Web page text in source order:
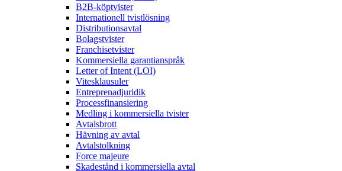
B2B-köptvister
Internationell tvistlösning
Distributionsavtal
Bolagstvister
Franchisetvister
Kommersiella garantianspråk
Letter of Intent (LOI)
Vitesklausuler
Entreprenadjuridik
Processfinansiering
Medling i kommersiella tvister
Avtalsbrott
Hävning av avtal
Avtalstolkning
Force majeure
Skadestånd i kommersiella avtal